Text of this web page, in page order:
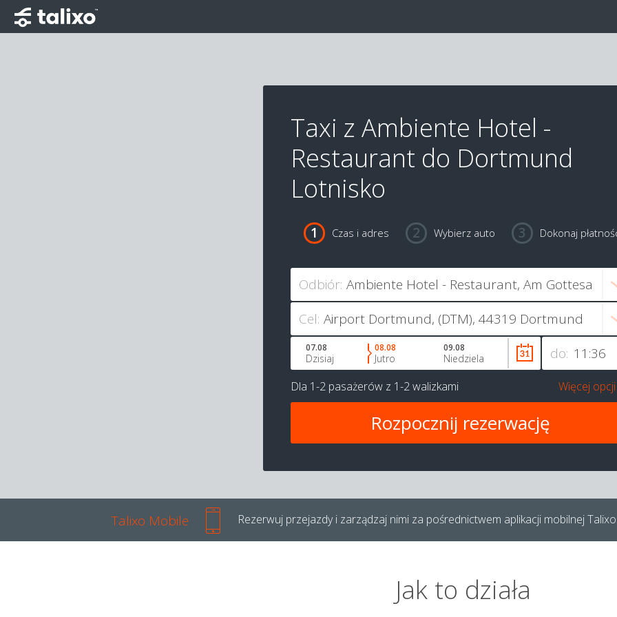
Taxi z Ambiente Hotel -
Restaurant do Dortmund
Lotnisko
Czas i adres Wybierz auto Dokonaj
Odbiór:
Cel:
do:
07.08
Dzisiaj
08.08
Jutro
09.08
Niedziela
Dla 1-2 pasażerów z 1-2 walizkami Więcej opcji
Talixo Mobile Rezerwuj przejazdy i zarządzaj nimi za pośrednictwem aplikacji mobilnej
Jak to działa